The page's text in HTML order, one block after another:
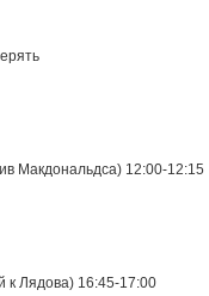
Макдональдса) 12:00-12:15
к Лядова) 16:45-17:00